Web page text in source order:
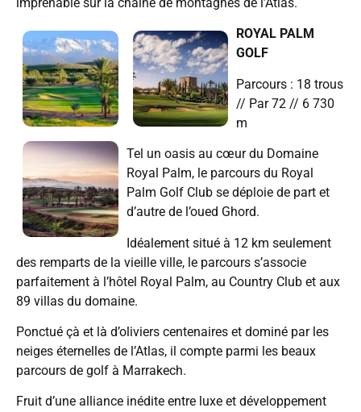
ROYAL PALM
GOLF
Parcours : 18 trous
// Par 72 // 6 730
m
Tel un oasis au cœur du Domaine
Royal Palm, le parcours du Royal
Palm Golf Club se déploie de part et
d’autre de l’oued Ghord.
Idéalement situé à 12 km seulement
des remparts de la vieille ville, le parcours s’associe
parfaitement à l’hôtel Royal Palm, au Country Club et aux
89 villas du domaine.
Ponctué çà et là d’oliviers centenaires et dominé par les
neiges éternelles de l’Atlas, il compte parmi les beaux
parcours de golf à Marrakech.
Fruit d’une alliance inédite entre luxe et développement